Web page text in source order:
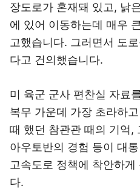
장도로가 혼재돼 있고, 낡
에 있어 이동하는데 매우
고했습니다. 그러면서 도
다고 건의했습니다.
미 육군 군사 편찬실 자료
복무 가운데 가장 초라하
때 했던 참관관 때의 기억,
아우토반의 경험 등이 대
고속도로 정책에 착안하
다.